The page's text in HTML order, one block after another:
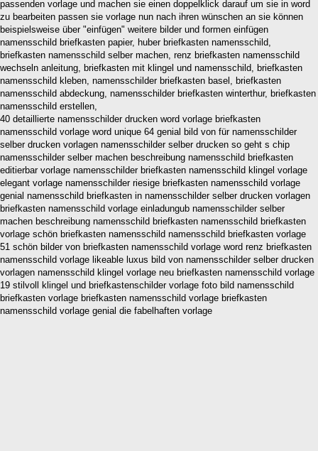
passenden vorlage und machen sie einen doppelklick darauf um sie in word
zu bearbeiten passen sie vorlage nun nach ihren wünschen an sie können
beispielsweise über "einfügen" weitere bilder und formen einfügen
namensschild briefkasten papier, huber briefkasten namensschild,
briefkasten namensschild selber machen, renz briefkasten namensschild
wechseln anleitung, briefkasten mit klingel und namensschild, briefkasten
namensschild kleben, namensschilder briefkasten basel, briefkasten
namensschild abdeckung, namensschilder briefkasten winterthur, briefkasten
namensschild erstellen,
40 detaillierte namensschilder drucken word vorlage briefkasten
namensschild vorlage word unique 64 genial bild von für namensschilder
selber drucken vorlagen namensschilder selber drucken so geht s chip
namensschilder selber machen beschreibung namensschild briefkasten
editierbar vorlage namensschilder briefkasten namensschild klingel vorlage
elegant vorlage namensschilder riesige briefkasten namensschild vorlage
genial namensschild briefkasten in namensschilder selber drucken vorlagen
briefkasten namensschild vorlage einladungub namensschilder selber
machen beschreibung namensschild briefkasten namensschild briefkasten
vorlage schön briefkasten namensschild namensschild briefkasten vorlage
51 schön bilder von briefkasten namensschild vorlage word renz briefkasten
namensschild vorlage likeable luxus bild von namensschilder selber drucken
vorlagen namensschild klingel vorlage neu briefkasten namensschild vorlage
19 stilvoll klingel und briefkastenschilder vorlage foto bild namensschild
briefkasten vorlage briefkasten namensschild vorlage briefkasten
namensschild vorlage genial die fabelhaften vorlage